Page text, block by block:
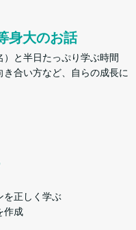
身大のお話
と半日たっぷり学ぶ時間
合い方など、自らの成長に
を正しく学ぶ
作成